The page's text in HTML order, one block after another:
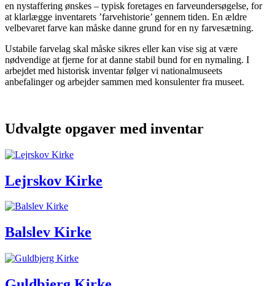
en nystaffering ønskes – typisk foretages en farveundersøgelse, for
at klarlægge inventarets ’farvehistorie’ gennem tiden. En ældre
velbevaret farve kan måske danne grund for en ny farvesætning.
Ustabile farvelag skal måske sikres eller kan vise sig at være
nødvendige at fjerne for at danne stabil bund for en nymaling. I
arbejdet med historisk inventar følger vi nationalmuseets
anbefalinger og arbejder sammen med konsulenter fra museet.
Udvalgte opgaver med inventar
Lejrskov Kirke
Balslev Kirke